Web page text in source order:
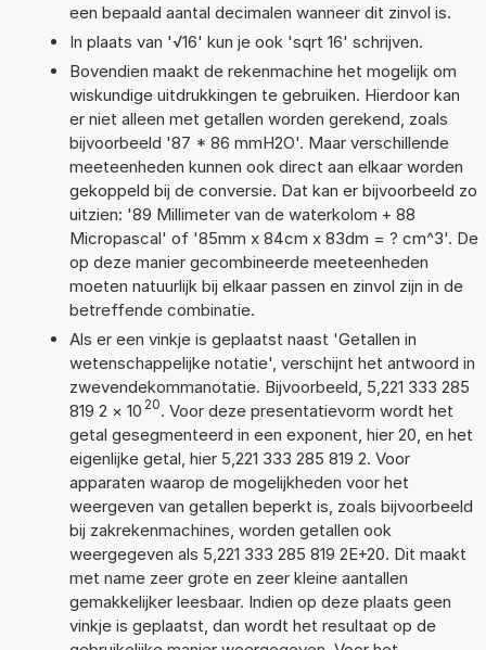
een bepaald aantal decimalen wanneer dit zinvol is.
In plaats van '√16' kun je ook 'sqrt 16' schrijven.
Bovendien maakt de rekenmachine het mogelijk om
wiskundige uitdrukkingen te gebruiken. Hierdoor kan
er niet alleen met getallen worden gerekend, zoals
bijvoorbeeld '87 * 86 mmH2O'. Maar verschillende
meeteenheden kunnen ook direct aan elkaar worden
gekoppeld bij de conversie. Dat kan er bijvoorbeeld zo
uitzien: '89 Millimeter van de waterkolom + 88
Micropascal' of '85mm x 84cm x 83dm = ? cm^3'. De
op deze manier gecombineerde meeteenheden
moeten natuurlijk bij elkaar passen en zinvol zijn in de
betreffende combinatie.
Als er een vinkje is geplaatst naast 'Getallen in
wetenschappelijke notatie', verschijnt het antwoord in
zwevendekommanotatie. Bijvoorbeeld, 5,221 333 285
819 2 × 10 20. Voor deze presentatievorm wordt het
getal gesegmenteerd in een exponent, hier 20, en het
eigenlijke getal, hier 5,221 333 285 819 2. Voor
apparaten waarop de mogelijkheden voor het
weergeven van getallen beperkt is, zoals bijvoorbeeld
bij zakrekenmachines, worden getallen ook
weergegeven als 5,221 333 285 819 2E+20. Dit maakt
met name zeer grote en zeer kleine aantallen
gemakkelijker leesbaar. Indien op deze plaats geen
vinkje is geplaatst, dan wordt het resultaat op de